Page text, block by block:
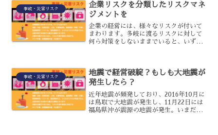
事故・災害リスク
企業リスクを分類したリスクマネ
ジメントを
企業の経営には、様々なリスクが付いて
まわります。多岐に渡るリスクに対して
何ら対策をしないままでいると、いずれ
があるのかを知り、それらの...
事故・災害リスク
地震で経営破綻？もしも大地震が
発生したら？
近年地震が頻発しており、2016年10月に
は鳥取で大地震が発生し、11月22日には
福島県沖が震源の地震が発生。いまだ余